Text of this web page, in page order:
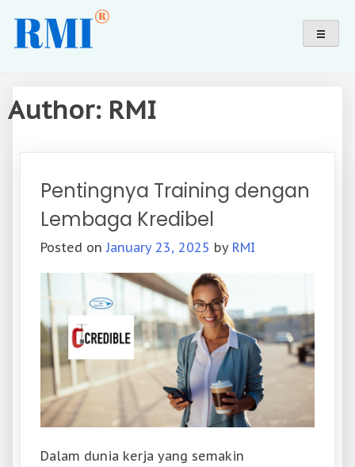
content
Revolution Mind Indonesia®
Pusat pendidikan (non formal) dan pelatihan terbaik
dalam menciptakan SDM yang berkualitas untuk
mewujudkan impian dalam kehidupan jutaan orang di
Author: RMI
Pentingnya Training dengan
Lembaga Kredibel
Posted onJanuary 23, 2025 by RMI
Dalam dunia kerja yang semakin